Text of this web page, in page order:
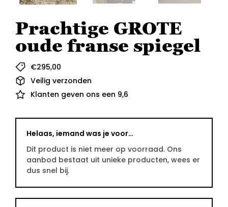
Prachtige GROTE
oude franse spiegel
€295,00
Veilig verzonden
Klanten geven ons een 9,6
Helaas, iemand was je voor…
Dit product is niet meer op voorraad. Ons
aanbod bestaat uit unieke producten, wees er
dus snel bij.